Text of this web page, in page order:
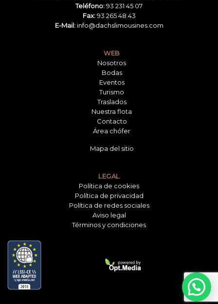
Teléfono:93 231 45 07
Fax:93 265 48 43
E-Mail: info@dachslimousines.com
WEB
Nosotros
Bodas
Eventos
Turismo
Traslados
Nuestra flota
Contacto
Área chófer
Mapa del sitio
LEGAL
Política de cookies
Política de privacidad
Política de redes sociales
Aviso legal
Términos y condiciones